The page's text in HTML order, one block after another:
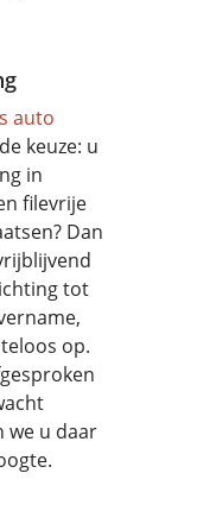
auto
keuze: u
in
filevrije
Dan
tot
op.
we u daar